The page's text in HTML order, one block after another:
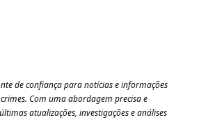
de confiança para notícias e informações
Com uma abordagem precisa e
atualizações, investigações e análises